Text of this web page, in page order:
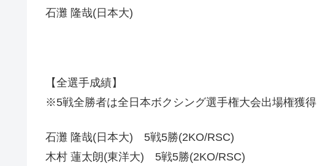
石灘 隆哉(日本大)
【全選手成績】
※5戦全勝者は全日本ボクシング選手権大会出場権獲得
石灘 隆哉(日本大) 5戦5勝(2KO/RSC)
木村 蓮太朗(東洋大) 5戦5勝(2KO/RSC)